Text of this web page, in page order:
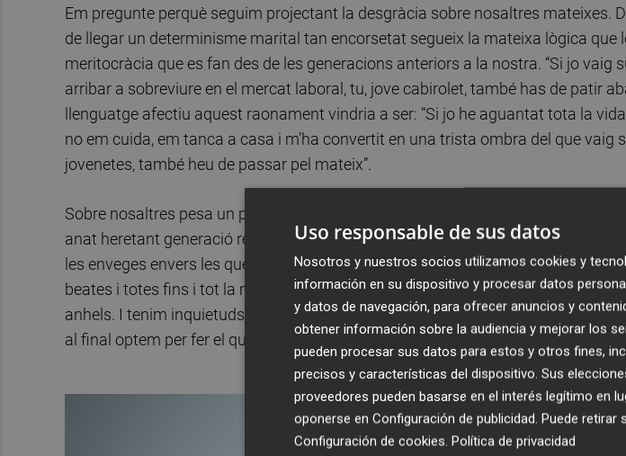
Em pregunte perquè seguim projectant la desgràcia sobre nosaltres mateixes.
de llegar un determinisme marital tan encorsetat segueix la mateixa lògica que
meritocràcia que es fan des de les generacions anteriors a la nostra. “Si jo vaig
arribar a sobreviure en el mercat laboral, tu, jove cabirolet, també has de patir
llenguatge afectiu aquest raonament vindria a ser: “Si jo he aguantat tota la
no em cuida, em tanca a casa i m’ha convertit en una trista ombra del que vaig
jovenetes, també heu de passar pel mateix”.
Sobre nosaltres pesa un potent imaginari nacionalcatòlic que s’ha vist reforçat
anat heretant generació rere generació. I ens pesen els judicis que ens fem les
les enveges envers les que han aconseguit escapar. Perquè totes, totes fins i tot
beates i totes fins i tot la més conservadora d’entre les conservadores, totes,
anhels. I tenim inquietuds i tenim somnis. Horitzons que el sistema ens situa
al final optem per fer el que se’ns ha dit que hem de fer, que no és altra cosa que
Uso responsable de sus datos
Nosotros y nuestros socios utilizamos cookies y
información en su dispositivo y procesar datos
y datos de navegación, para ofrecer anuncios y
obtener información sobre la audiencia y mejorar los
pueden procesar sus datos para estos y otros fines,
precisos y características del dispositivo. Sus
proveedores pueden basarse en el interés legítimo en
oponerse en Configuración de publicidad. Puede retirar
Configuración de cookies. Política de privacidad